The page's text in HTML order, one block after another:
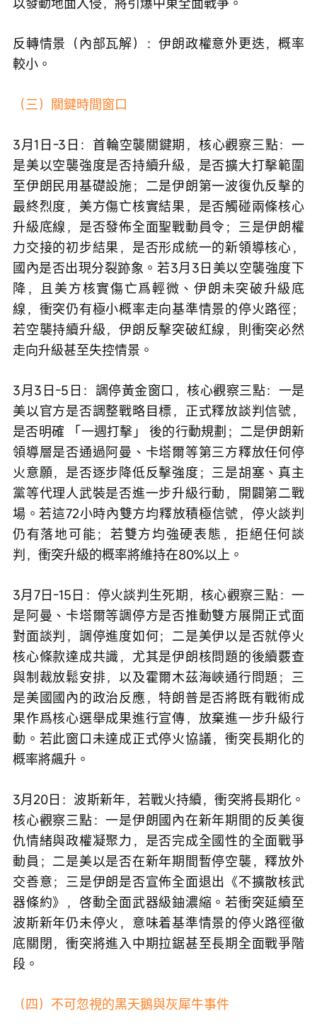
反轉情景（內部瓦解）：伊朗政權意外更迭，概率
較小。
（三）關鍵時間窗口
3月1日-3日：首輪空襲關鍵期，核心觀察三點：一
是美以空襲強度是否持續升級，是否擴大打擊範圍
至伊朗民用基礎設施；二是伊朗第一波復仇反擊的
最終烈度，美方傷亡核實結果，是否觸碰兩條核心
升級底線，是否發佈全面聖戰動員令；三是伊朗權
力交接的初步結果，是否形成統一的新領導核心，
國內是否出現分裂跡象。若3月3日美以空襲強度下
降，且美方核實傷亡爲輕微、伊朗未突破升級底
線，衝突仍有極小概率走向基準情景的停火路徑；
若空襲持續升級，伊朗反擊突破紅線，則衝突必然
走向升級甚至失控情景。
3月3日-5日：調停黃金窗口，核心觀察三點：一是
美以官方是否調整戰略目標，正式釋放談判信號，
是否明確 「一週打擊」 後的行動規劃；二是伊朗新
領導層是否通過阿曼、卡塔爾等第三方釋放任何停
火意願，是否逐步降低反擊強度；三是胡塞、真主
黨等代理人武裝是否進一步升級行動，開闢第二戰
場。若這72小時內雙方均釋放積極信號，停火談判
仍有落地可能；若雙方均強硬表態，拒絕任何談
判，衝突升級的概率將維持在80%以上。
3月7日-15日：停火談判生死期，核心觀察三點：一
是阿曼、卡塔爾等調停方是否推動雙方展開正式面
對面談判，調停進度如何；二是美伊以是否就停火
核心條款達成共識，尤其是伊朗核問題的後續覈查
與制裁放鬆安排，以及霍爾木茲海峽通行問題；三
是美國國內的政治反應，特朗普是否將既有戰術成
果作爲核心選舉成果進行宣傳，放棄進一步升級行
動。若此窗口未達成正式停火協議，衝突長期化的
概率將飆升。
3月20日：波斯新年，若戰火持續，衝突將長期化。
核心觀察三點：一是伊朗國內在新年期間的反美復
仇情緒與政權凝聚力，是否完成全國性的全面戰爭
動員；二是美以是否在新年期間暫停空襲，釋放外
交善意；三是伊朗是否宣佈全面退出《不擴散核武
器條約》，啓動全面武器級鈾濃縮。若衝突延續至
波斯新年仍未停火，意味着基準情景的停火路徑徹
底關閉，衝突將進入中期拉鋸甚至長期全面戰爭階
段。
（四）不可忽視的黑天鵝與灰犀牛事件